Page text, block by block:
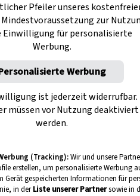
Hilfe bei der
.
Servuszeigt
mit den Jahreszeiten.
von einem
oder erhalten Ihr
können Ihr
ABO MIT
Pfeiler unseres
zur
Einwilligung für personalisierte
Werbung.
Werbung
ist jederzeit widerrufbar.
müssen vor Nutzung deaktiviert
werden.
(Tracking):Wir und unsere
erstellen, um personalisierte Werbung
Gerät gespeicherten Informationen für
in derListe unserer Partnersowie in